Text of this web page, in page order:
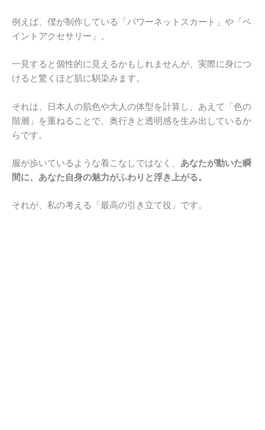
例えば、僕が制作している「パワーネットスカート」や「ペ
イントアクセサリー」。
一見すると個性的に見えるかもしれませんが、実際に身につ
けると驚くほど肌に馴染みます。
それは、日本人の肌色や大人の体型を計算し、あえて「色の
階層」を重ねることで、奥行きと透明感を生み出しているか
らです。
服が歩いているような着こなしではなく、 あなたが動いた瞬
間に、あなた自身の魅力がふわりと浮き上がる。
それが、私の考える「最高の引き立て役」です。